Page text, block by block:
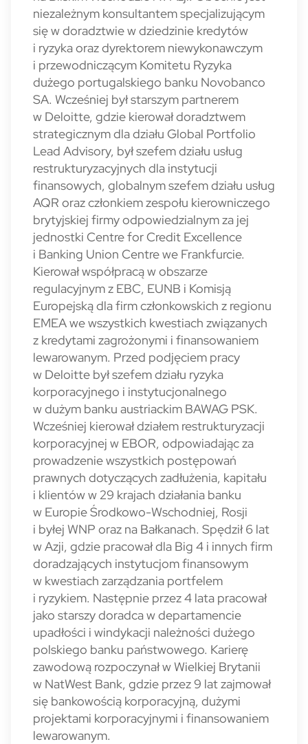
niezależnym konsultantem specjalizującym
się w doradztwie w dziedzinie kredytów
i ryzyka oraz dyrektorem niewykonawczym
i przewodniczącym Komitetu Ryzyka
dużego portugalskiego banku Novobanco
SA. Wcześniej był starszym partnerem
w Deloitte, gdzie kierował doradztwem
strategicznym dla działu Global Portfolio
Lead Advisory, był szefem działu usług
restrukturyzacyjnych dla instytucji
finansowych, globalnym szefem działu usług
AQR oraz członkiem zespołu kierowniczego
brytyjskiej firmy odpowiedzialnym za jej
jednostki Centre for Credit Excellence
i Banking Union Centre we Frankfurcie.
Kierował współpracą w obszarze
regulacyjnym z EBC, EUNB i Komisją
Europejską dla firm członkowskich z regionu
EMEA we wszystkich kwestiach związanych
z kredytami zagrożonymi i finansowaniem
lewarowanym. Przed podjęciem pracy
w Deloitte był szefem działu ryzyka
korporacyjnego i instytucjonalnego
w dużym banku austriackim BAWAG PSK.
Wcześniej kierował działem restrukturyzacji
korporacyjnej w EBOR, odpowiadając za
prowadzenie wszystkich postępowań
prawnych dotyczących zadłużenia, kapitału
i klientów w 29 krajach działania banku
w Europie Środkowo-Wschodniej, Rosji
i byłej WNP oraz na Bałkanach. Spędził 6 lat
w Azji, gdzie pracował dla Big 4 i innych firm
doradzających instytucjom finansowym
w kwestiach zarządzania portfelem
i ryzykiem. Następnie przez 4 lata pracował
jako starszy doradca w departamencie
upadłości i windykacji należności dużego
polskiego banku państwowego. Karierę
zawodową rozpoczynał w Wielkiej Brytanii
w NatWest Bank, gdzie przez 9 lat zajmował
się bankowością korporacyjną, dużymi
projektami korporacyjnymi i finansowaniem
lewarowanym.